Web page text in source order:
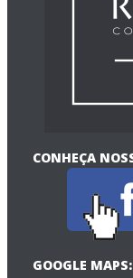
CONHEÇA
GOOGLE MAPS: